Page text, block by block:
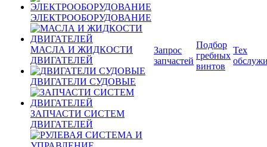
ЭЛЕКТРООБОРУДОВАНИЕ
МАСЛА И ЖИДКОСТИ
ДВИГАТЕЛЕЙ
ДВИГАТЕЛИ СУДОВЫЕ
ЗАПЧАСТИ СИСТЕМ
ДВИГАТЕЛЕЙ
Запрос
запчастей
Подбор
гребных
винтов
Тех